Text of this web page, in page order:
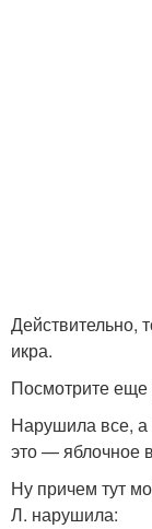
Действительно,
икра.
Посмотрите еще
Нарушила все,
это — яблочное
Ну причем тут
Л. нарушила: